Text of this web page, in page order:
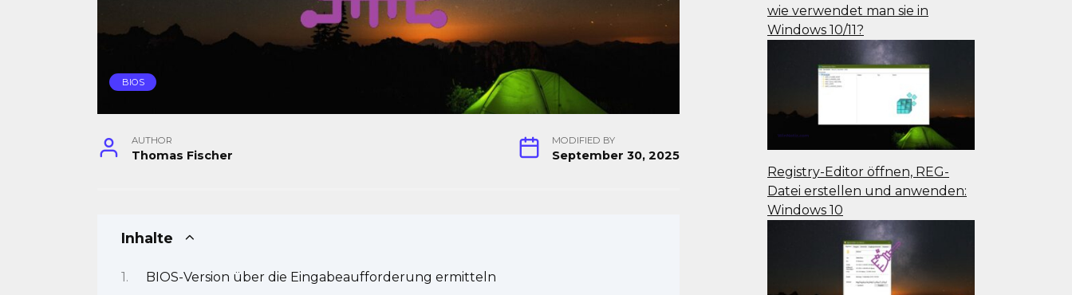
BIOS
AUTHOR
Thomas Fischer
MODIFIED BY
September 30, 2025
Inhalte
BIOS-Version über die Eingabeaufforderung ermitteln
wie verwendet man sie in
Windows 10/11?
Registry-Editor öffnen, REG-
Datei erstellen und anwenden:
Windows 10